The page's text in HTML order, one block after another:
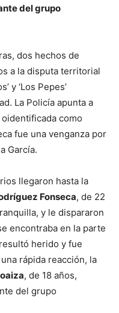
del grupo
dos hechos de
a la disputa territorial
y ‘Los Pepes’
La Policía apunta a
como
fue una venganza por
García.
llegaron hasta la
Fonseca, de 22
y le dispararon
encontraba en la parte
herido y fue
rápida reacción, la
, de 18 años,
del grupo